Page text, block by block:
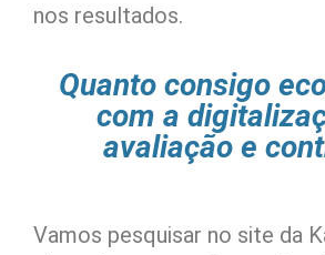
nos resultados.
Quanto consigo
com a
avaliação e
Vamos pesquisar no site da